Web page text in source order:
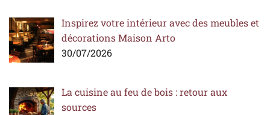
Inspirez votre intérieur avec des meubles et
décorations Maison Arto
30/07/2026
La cuisine au feu de bois : retour aux
sources